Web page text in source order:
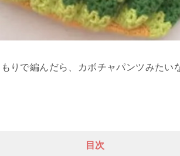
りで編んだら、カボチャパンツみたい
目次